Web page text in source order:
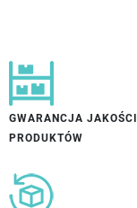
GWARANCJA JAKOŚCI
PRODUKTÓW